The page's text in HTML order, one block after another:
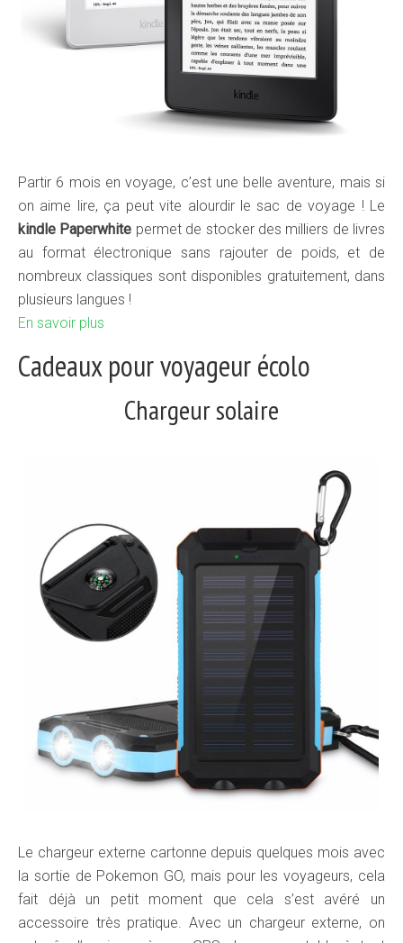
Partir 6 mois en voyage, c’est une belle aventure, mais si
on aime lire, ça peut vite alourdir le sac de voyage ! Le
kindle Paperwhite permet de stocker des milliers de livres
au format électronique sans rajouter de poids, et de
nombreux classiques sont disponibles gratuitement, dans
plusieurs langues !
En savoir plus
Cadeaux pour voyageur écolo
Chargeur solaire
Le chargeur externe cartonne depuis quelques mois avec
la sortie de Pokemon GO, mais pour les voyageurs, cela
fait déjà un petit moment que cela s’est avéré un
accessoire très pratique. Avec un chargeur externe, on